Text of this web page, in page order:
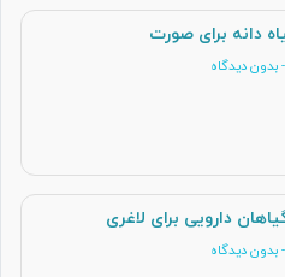
دانه برای صورت
بدون دیدگاه
دارویی برای لاغری
بدون دیدگاه